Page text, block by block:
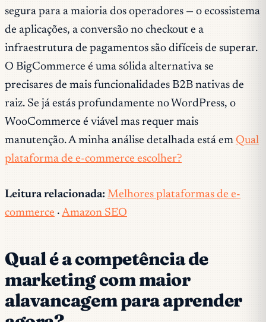
segura para a maioria dos operadores — o ecossistema
de aplicações, a conversão no checkout e a
infraestrutura de pagamentos são difíceis de superar.
O BigCommerce é uma sólida alternativa se
precisares de mais funcionalidades B2B nativas de
raiz. Se já estás profundamente no WordPress, o
WooCommerce é viável mas requer mais
manutenção. A minha análise detalhada está em Qual
plataforma de e-commerce escolher?
Leitura relacionada: Melhores plataformas de e-
commerce · Amazon SEO
Qual é a competência de
marketing com maior
alavancagem para aprender